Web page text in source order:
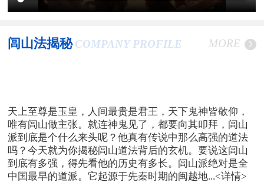
闾山法揭秘 COMPANY PROFILE MORE
天上至尊是玉皇，人间最贵是君王，天下鬼神皆敬仰，
唯有闾山做主张。就连神鬼见了，都要向其叩拜，闾山
派到底是个什么来头呢？他真有传说中那么高强的道法
吗？今天就为你揭秘闾山道法背后的玄机。要说这闾山
到底有多强，得先看他的历史有多长。闾山派绝对是全
中国最早的道派。它起源于先秦时期的闽越地...<详情>